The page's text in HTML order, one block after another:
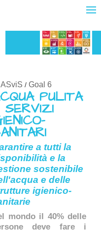
ASviS / Goal 6
PULITA
SERVIZI
a tutti la
e la
sostenibile
e delle
igienico-
mondo il 40% delle
deve fare i